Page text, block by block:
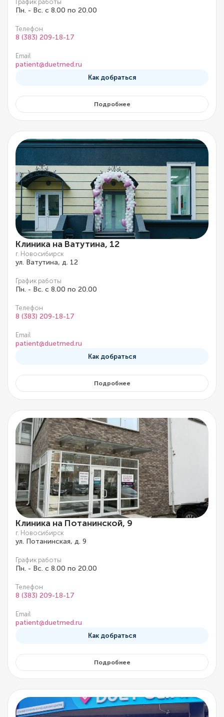
График работы
Пн. - Вс. с 8.00 по 20.00
Телефон
8 (383) 209-18-17
Email
patient@duetmed.ru
Как добраться
Подробнее
Клиника на Ватутина, 12
г. Новосибирск
ул. Ватутина, д. 12
График работы
Пн. - Вс. с 8.00 по 20.00
Телефон
8 (383) 209-18-17
Email
patient@duetmed.ru
Как добраться
Подробнее
Клиника на Потанинской, 9
г. Новосибирск
ул. Потанинская, д. 9
График работы
Пн. - Вс. с 8.00 по 20.00
Телефон
8 (383) 209-18-17
Email
patient@duetmed.ru
Как добраться
Подробнее